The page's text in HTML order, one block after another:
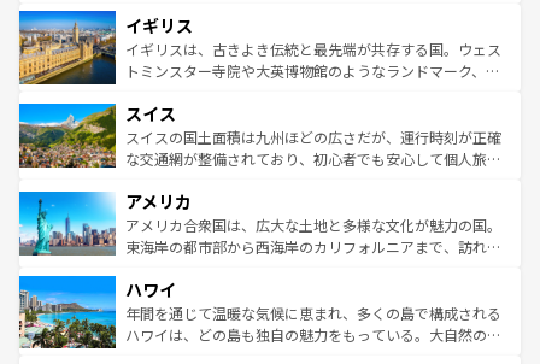
いる。シャンパンの発祥地であるランス、プロヴァンスの
香り高いラベンダー畑など、多彩な楽しみ方が可能だ。さ
らに、パリ以外の地域にも魅力が溢れており、どの街角に
れる地方に足を運ぶとそれぞれで全く異なる文化を体験で
きるだろう。 なお、新着のフランス情報はコンテンツ一覧
を参照してほしい。
顔を持つこの国は、どこを歩いても飽きることがない。ベ
ルリンの文化的活気、バイエルン州のアルプスの絶景、そ
してライン川沿いのワイン畑といった風景は必見。ビール
は、お酒好きな人にはぜひ体験してほしい。 なお、新着の
ドイツ情報はコンテンツ一覧を参照してほしい。
イギリス
イギリスは、古きよき伝統と最先端が共存する国。ウェス
トミンスター寺院や大英博物館のようなランドマーク、歴
リアごとに異なる魅力がある。また、優雅なアフタヌーン
ティー、ビール好きにはたまらない英国パブ、サッカー観
戦など、本場だからこそできる体験も豊富。イギリスを旅
ンツ一覧を参照してほしい。
スイス
スイスの国土面積は九州ほどの広さだが、運行時刻が正確
な交通網が整備されており、初心者でも安心して個人旅行
の建物がそのまま残る町や、スイスならではのユニークな
博物館もあり、アルプス観光だけでなく町歩きも満喫する
ことができる。国民の所得が高いため物価も高いが、旅行
ば市内交通費無料で観光を楽しむこともできる。 なお、新
着のスイス情報はコンテンツ一覧 を参照してほしい。
アメリカ
アメリカ合衆国は、広大な土地と多様な文化が魅力の国。
東海岸の都市部から西海岸のカリフォルニアまで、訪れる
のような巨大都市は、観光、ショッピング、エンターテイ
ンメントが詰まった刺激的なスポットだ。一方、アメリカ
西部には大自然が広がり、グランドキャニオンやイエロー
ハワイ
年間を通じて温暖な気候に恵まれ、多くの島で構成される
ハワイは、どの島も独自の魅力をもっている。大自然の神